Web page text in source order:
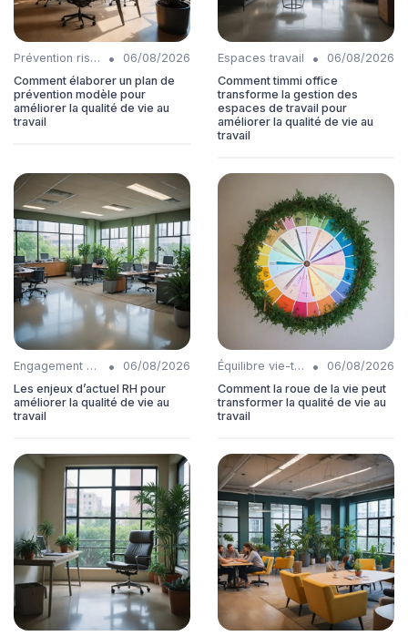
Prévention risques •
06/08/2026
Comment élaborer un plan de
prévention modèle pour
améliorer la qualité de vie au
travail
Espaces travail •
06/08/2026
Comment timmi office
transforme la gestion des
espaces de travail pour
améliorer la qualité de vie au
travail
Engagement collaborateurs •
06/08/2026
Les enjeux d’actuel RH pour
améliorer la qualité de vie au
travail
Équilibre vie-travail •
06/08/2026
Comment la roue de la vie peut
transformer la qualité de vie au
travail